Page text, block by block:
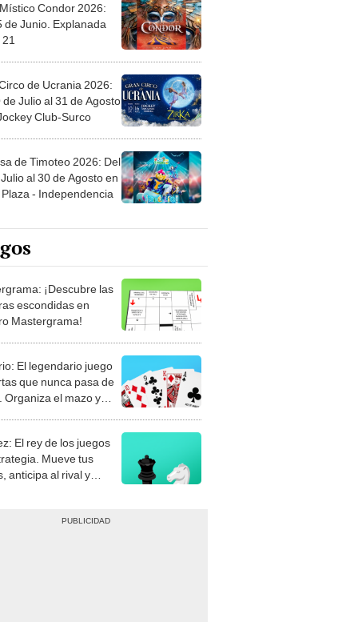
Condor 2026:
de Junio. Explanada
de Ucrania 2026:
de Julio al 31 de Agosto
Club-Surco
de Timoteo 2026: Del
al 30 de Agosto en
- Independencia
¡Descubre las
escondidas en
Mastergrama!
El legendario juego
que nunca pasa de
Organiza el mazo y
El rey de los juegos
Mueve tus
anticipa al rival y